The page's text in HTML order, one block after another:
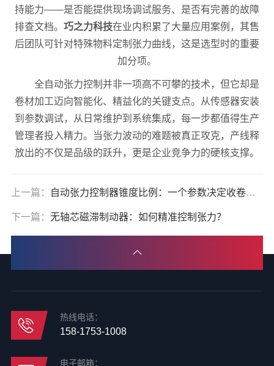
持能力——是否能提供现场调试服务、是否有完善的故障
排查文档。 巧之力科技在业内积累了大量应用案例，其售
后团队可针对特殊物料定制张力曲线，这是选型时的重要
加分项。
全自动张力控制并非一项高不可攀的技术，但它却是
卷材加工迈向智能化、精益化的关键支点。从传感器安装
到参数调试，从日常维护到系统集成，每一步都值得生产
管理者投入精力。当张力波动的难题被真正攻克，产线释
放出的不仅是品级的跃升，更是企业竞争力的硬核支撑。
上一篇： 自动张力控制器锥度比例：一个参数决定收卷成败
下一篇： 无轴芯磁滞制动器：如何精准控制张力？
热线电话：
158-1753-1008
电子邮箱：